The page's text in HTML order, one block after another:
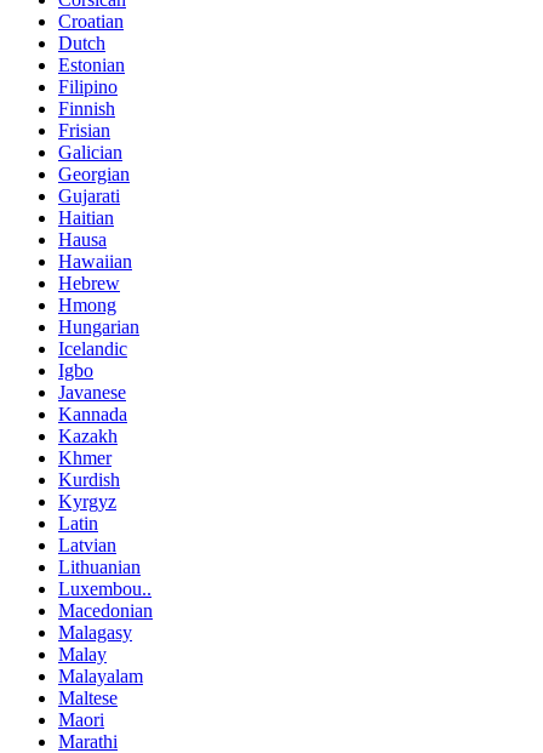
Croatian
Dutch
Estonian
Filipino
Finnish
Frisian
Galician
Georgian
Gujarati
Haitian
Hausa
Hawaiian
Hebrew
Hmong
Hungarian
Icelandic
Igbo
Javanese
Kannada
Kazakh
Khmer
Kurdish
Kyrgyz
Latin
Latvian
Lithuanian
Luxembou..
Macedonian
Malagasy
Malay
Malayalam
Maltese
Maori
Marathi